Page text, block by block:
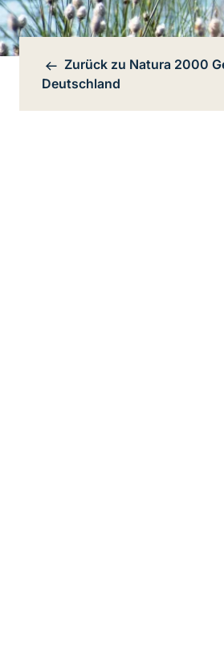
Bereichsnavigation
Zurück zu Natura 2000
Deutschland